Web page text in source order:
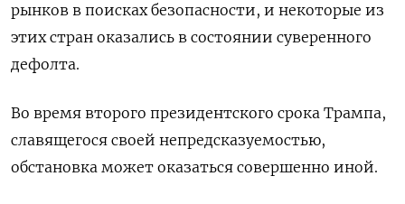
рынков в поисках безопасности, и некоторые из
этих стран оказались в состоянии суверенного
дефолта.
Во время второго президентского срока Трампа,
славящегося своей непредсказуемостью,
обстановка может оказаться совершенно иной.